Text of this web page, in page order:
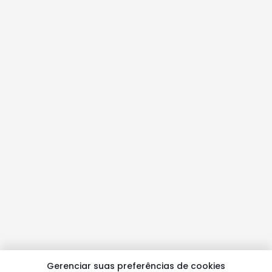
Gerenciar suas preferências de cookies